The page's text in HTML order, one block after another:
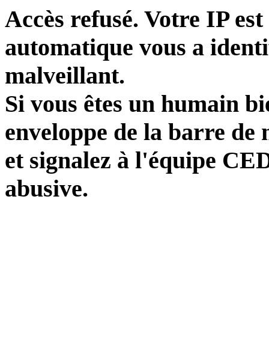
Accès refusé. Votre IP
automatique vous a
malveillant.
Si vous êtes un humain
enveloppe de la barre de
et signalez à l'équipe
abusive.